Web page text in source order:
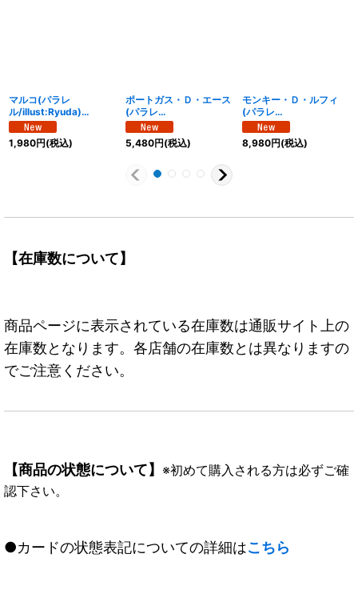
マルコ(パラレ
ル/illust:Ryuda)
【R/P】{OP16-014}
1,980円(税込)
ポートガス・Ｄ・エース
(パラレ
ル/illust:Makitoshi)
【SEC/P】{OP16-118}
5,480円(税込)
モンキー・Ｄ・ルフィ
(パラレ
ル/illust:Bashikou)
【SR/P】{OP16-015}
8,980円(税込)
【在庫数について】
商品ページに表示されている在庫数は通販サイト上の
在庫数となります。各店舗の在庫数とは異なりますの
でご注意ください。
【商品の状態について】 ※初めて購入される方は必ずご確
認下さい。
●カードの状態表記についての詳細はこちら